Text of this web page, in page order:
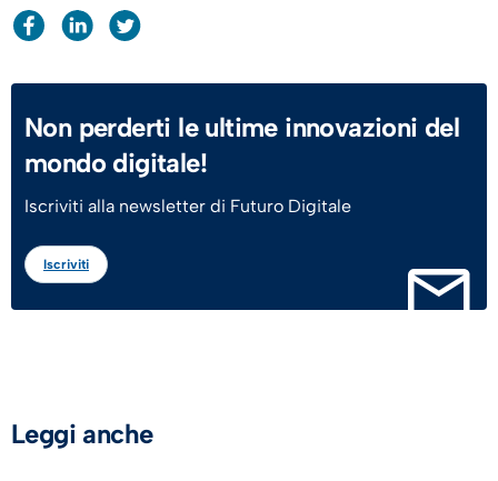
Non perderti le ultime innovazioni del
mondo digitale!
Iscriviti alla newsletter di Futuro Digitale
Iscriviti
Leggi anche